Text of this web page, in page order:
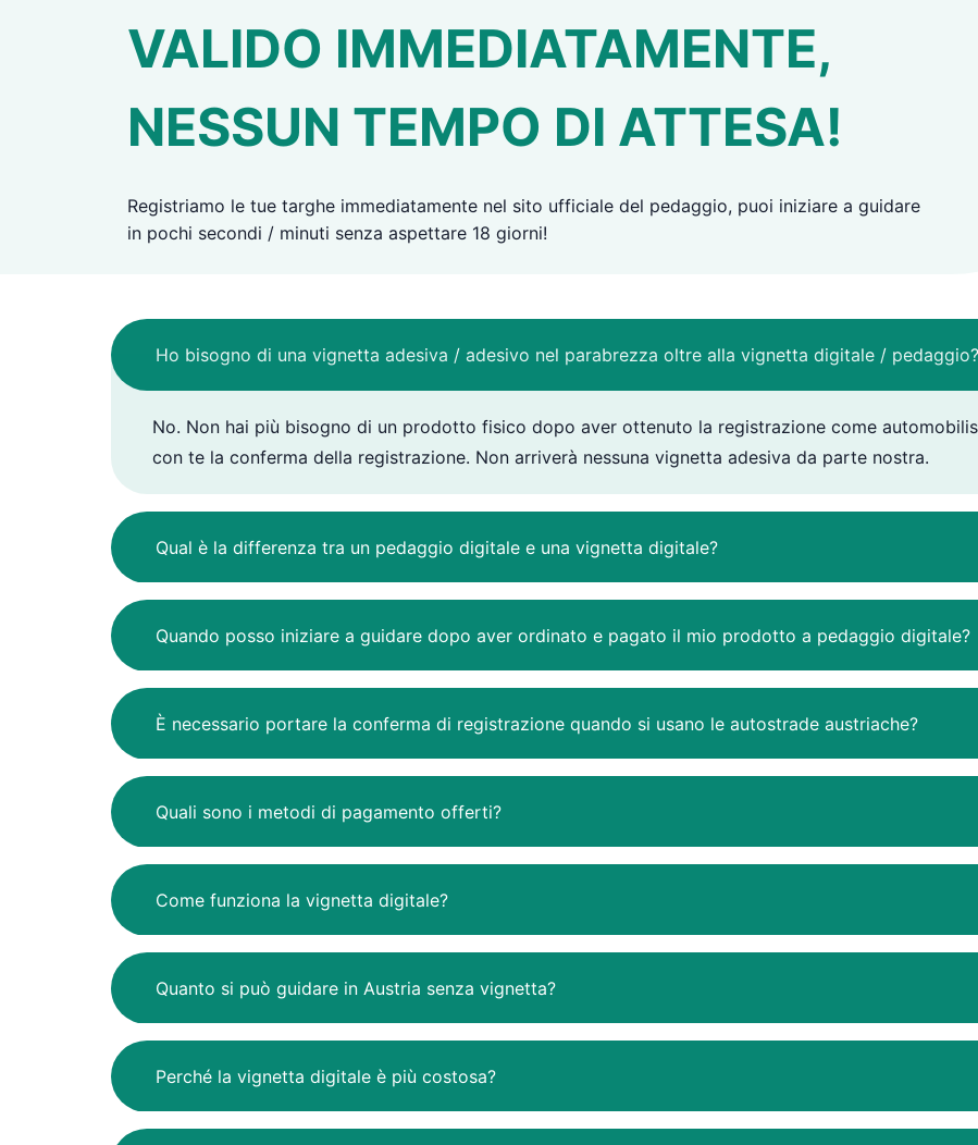
VALIDO IMMEDIATAMENTE,
NESSUN TEMPO DI ATTESA!
Registriamo le tue targhe immediatamente nel sito ufficiale del pedaggio, puoi iniziare a guidare
in pochi secondi / minuti senza aspettare 18 giorni!
Ho bisogno di una vignetta adesiva / adesivo nel parabrezza oltre alla vignetta digitale / pedaggio?
No. Non hai più bisogno di un prodotto fisico dopo aver ottenuto la registrazione come
con te la conferma della registrazione. Non arriverà nessuna vignetta adesiva da parte nostra.
Qual è la differenza tra un pedaggio digitale e una vignetta digitale?
Quando posso iniziare a guidare dopo aver ordinato e pagato il mio prodotto a pedaggio digitale?
È necessario portare la conferma di registrazione quando si usano le autostrade austriache?
Quali sono i metodi di pagamento offerti?
Come funziona la vignetta digitale?
Quanto si può guidare in Austria senza vignetta?
Perché la vignetta digitale è più costosa?